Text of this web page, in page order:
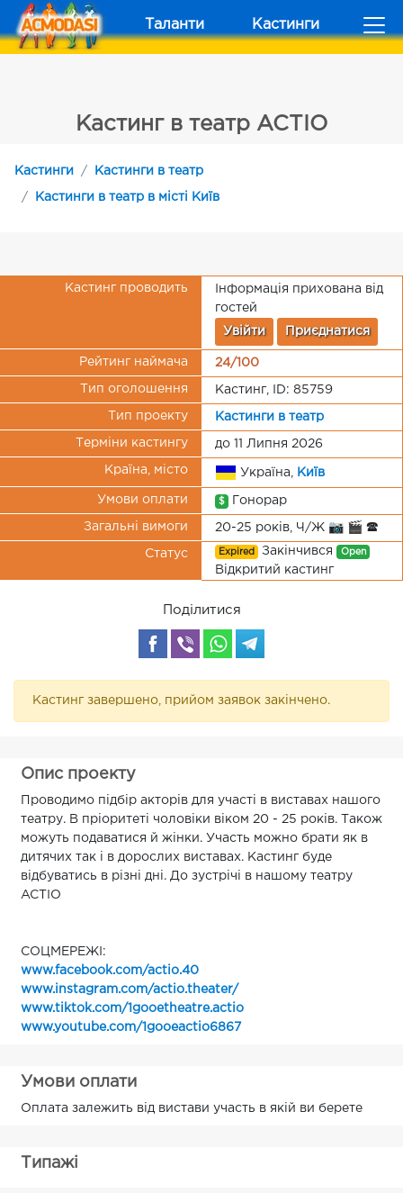
Таланти Кастинги
Кастинг в театр ACTIO
Кастинги Кастинги в театр
Кастинги в театр в місті Київ
Кастинг проводить
Інформація прихована від
гостей
Увійти Приєднатися
Рейтинг наймача 24/100
Тип оголошення Кастинг, ID: 85759
Тип проекту Кастинги в театр
Терміни кастингу до 11 Липня 2026
Країна, місто Україна, Київ
Умови оплати $ Гонорар
Загальні вимоги 20-25 років, Ч/Ж 📷 🎬 🕿
Статус Expired Закінчився Open
Відкритий кастинг
Поділитися
Кастинг завершено, прийом заявок закінчено.
Опис проекту
Проводимо підбір акторів для участі в виставах нашого
театру. В пріоритеті чоловіки віком 20 - 25 років. Також
можуть подаватися й жінки. Участь можно брати як в
дитячих так і в дорослих виставах. Кастинг буде
відбуватись в різні дні. До зустрічі в нашому театру
ACTIO
СОЦМЕРЕЖІ:
www.facebook.com/actio.40
www.instagram.com/actio.theater/
www.tiktok.com/1gooetheatre.actio
www.youtube.com/1gooeactio6867
Умови оплати
Оплата залежить від вистави участь в якій ви берете
Типажі